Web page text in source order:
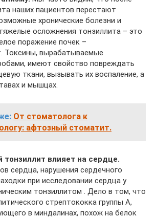
наших пациентов перестают
хронические болезни и
осложнения тонзиллита – это
поражение почек –
Токсины, вырабатываемые
имеют свойство повреждать
ткани, вызывать их воспаление, а
и мышцах.
От стоматолога к
афтозный стоматит.
тонзиллит влияет на сердце.
сердца, нарушения сердечного
при исследовании сердца у
тонзиллитом . Дело в том, что
стрептококка группы А,
в миндалинах, похож на белок